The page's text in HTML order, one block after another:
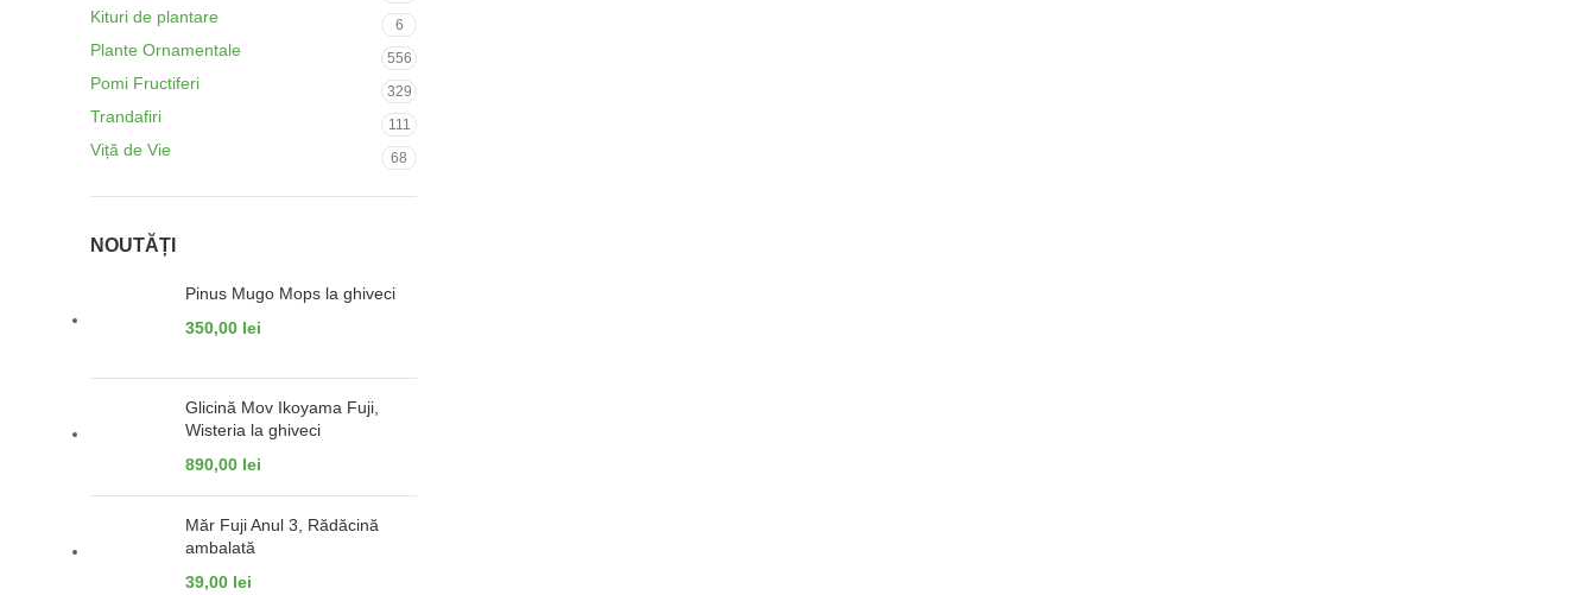
Kituri de plantare 6
Plante Ornamentale 556
Pomi Fructiferi 329
Trandafiri 111
Viță de Vie 68
NOUTĂȚI
Pinus Mugo Mops la ghiveci
350,00 lei
Glicină Mov Ikoyama Fuji,
Wisteria la ghiveci
890,00 lei
Măr Fuji Anul 3, Rădăcină
ambalată
39,00 lei